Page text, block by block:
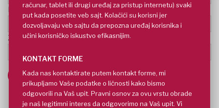
E-mail adresa*
Zanimanje
računar, tablet ili drugi uređaj za pristup internetu) svaki
put kada posetite veb sajt. Kolačići su korisni jer
dozvoljavaju veb sajtu da prepozna uređaj korisnika i
učini korisničko iskustvo efikasnijim.
KONTAKT FORME
Kada nas kontaktirate putem kontakt forme, mi
prikupljamo Vaše podatke o ličnosti kako bismo
odgovorili na Vaš upit. Pravni osnov za ovu vrstu obrade
je naš legitimni interes da odgovorimo na Vaš upit. Vi